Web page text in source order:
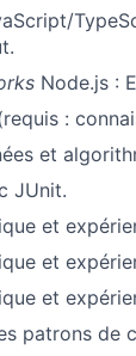
Node.js :
:
et
JUnit.
et
et
et
patrons de